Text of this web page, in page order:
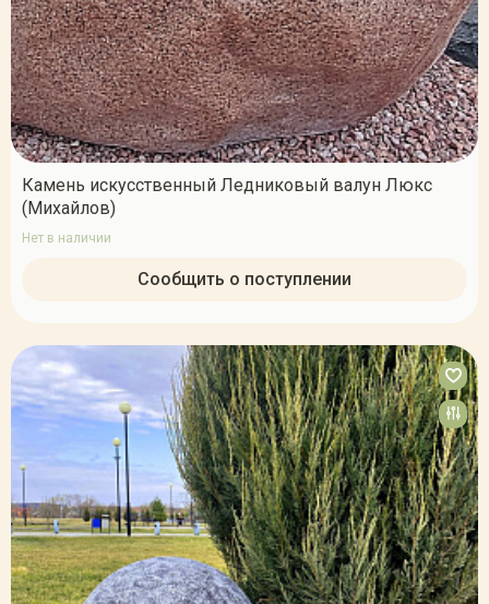
Камень искусственный Ледниковый валун Люкс
(Михайлов)
Нет в наличии
Сообщить о поступлении